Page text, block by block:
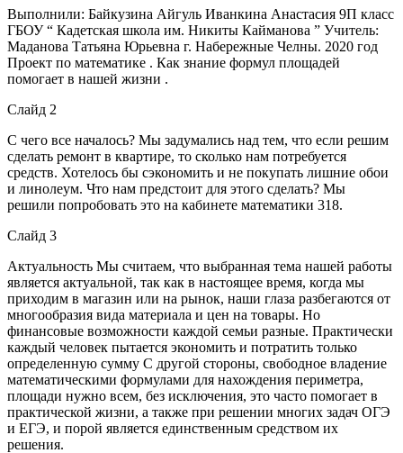
Выполнили: Байкузина Айгуль Иванкина Анастасия 9П класс
ГБОУ “ Кадетская школа им. Никиты Кайманова ” Учитель:
Маданова Татьяна Юрьевна г. Набережные Челны. 2020 год
Проект по математике . Как знание формул площадей
помогает в нашей жизни .
Слайд 2
С чего все началось? Мы задумались над тем, что если решим
сделать ремонт в квартире, то сколько нам потребуется
средств. Хотелось бы сэкономить и не покупать лишние обои
и линолеум. Что нам предстоит для этого сделать? Мы
решили попробовать это на кабинете математики 318.
Слайд 3
Актуальность Мы считаем, что выбранная тема нашей работы
является актуальной, так как в настоящее время, когда мы
приходим в магазин или на рынок, наши глаза разбегаются от
многообразия вида материала и цен на товары. Но
финансовые возможности каждой семьи разные. Практически
каждый человек пытается экономить и потратить только
определенную сумму С другой стороны, свободное владение
математическими формулами для нахождения периметра,
площади нужно всем, без исключения, это часто помогает в
практической жизни, а также при решении многих задач ОГЭ
и ЕГЭ, и порой является единственным средством их
решения.